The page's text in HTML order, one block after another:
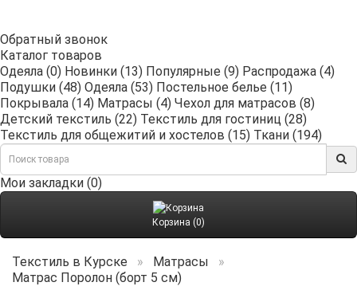
Обратный звонок
Каталог товаров
Одеяла (0) Новинки (13) Популярные (9) Распродажа (4)
Подушки (48) Одеяла (53) Постельное белье (11)
Покрывала (14) Матрасы (4) Чехол для матрасов (8)
Детский текстиль (22) Текстиль для гостиниц (28)
Текстиль для общежитий и хостелов (15) Ткани (194)
Мои закладки (0)
Корзина (0)
Текстиль в Курске
Матрасы
Матрас Поролон (борт 5 см)